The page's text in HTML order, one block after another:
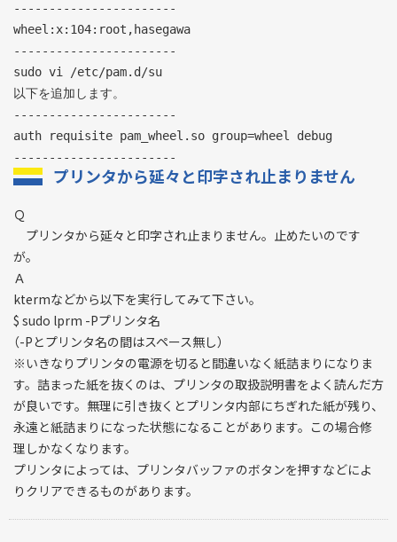
-----------------------
wheel:x:104:root,hasegawa
-----------------------
sudo vi /etc/pam.d/su
以下を追加します。
-----------------------
auth requisite pam_wheel.so group=wheel debug
プリンタから延々と印字され止まりません
Ｑ
プリンタから延々と印字され止まりません。止めたいのです
が。
Ａ
ktermなどから以下を実行してみて下さい。
$ sudo lprm -Pプリンタ名
（-Pとプリンタ名の間はスペース無し）
※いきなりプリンタの電源を切ると間違いなく紙詰まりになりま
す。詰まった紙を抜くのは、プリンタの取扱説明書をよく読んだ方
が良いです。無理に引き抜くとプリンタ内部にちぎれた紙が残り、
永遠と紙詰まりになった状態になることがあります。この場合修
理しかなくなります。
プリンタによっては、プリンタバッファのボタンを押すなどによ
りクリアできるものがあります。